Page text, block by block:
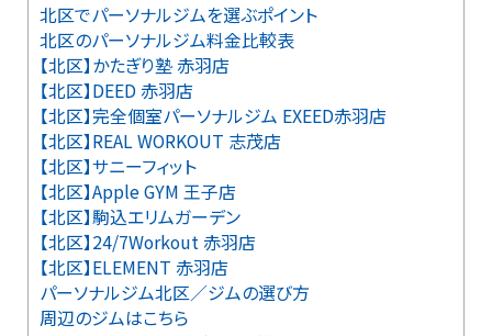
北区でパーソナルジムを選ぶポイント
北区のパーソナルジム料金比較表
【北区】かたぎり塾 赤羽店
【北区】DEED 赤羽店
【北区】完全個室パーソナルジム EXEED赤羽店
【北区】REAL WORKOUT 志茂店
【北区】サニーフィット
【北区】Apple GYM 王子店
【北区】駒込エリムガーデン
【北区】24/7Workout 赤羽店
【北区】ELEMENT 赤羽店
パーソナルジム北区／ジムの選び方
周辺のジムはこちら